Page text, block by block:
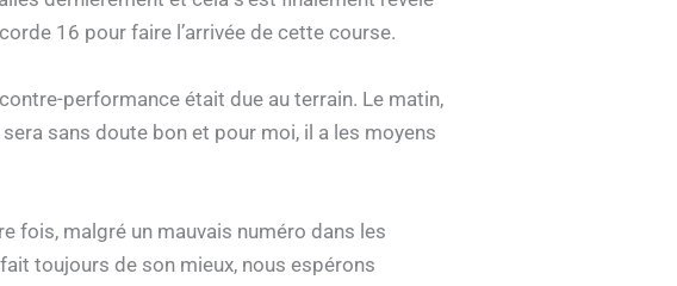
16 pour faire l’arrivée de cette course.
performance était due au terrain. Le matin,
sans doute bon et pour moi, il a les moyens
fois, malgré un mauvais numéro dans les
toujours de son mieux, nous espérons